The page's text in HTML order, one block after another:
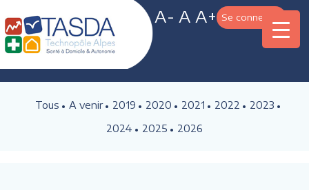
A- A A+ Se connecter
Tous A venir 2019 2020 2021 2022
2023
2024
2025 2026